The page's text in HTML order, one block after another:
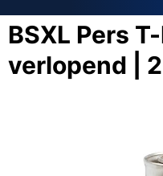
BSXL Pers
verlopend |